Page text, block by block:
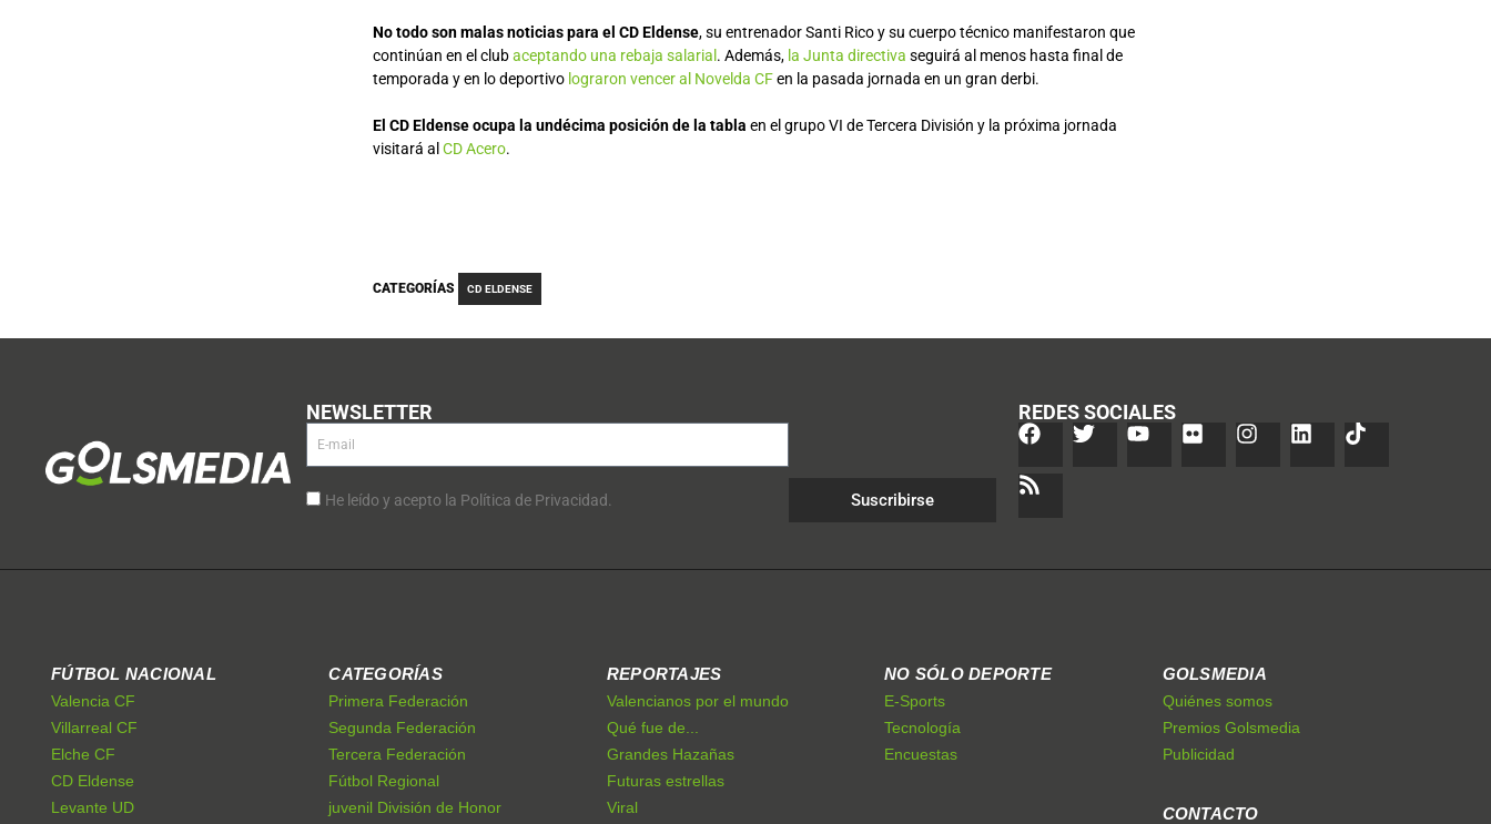
No todo son malas noticias para el CD Eldense, su entrenador Santi Rico y su cuerpo técnico manifestaron que
continúan en el clubaceptando una rebaja salarial . Además, la Junta directiva seguirá al menos hasta final de
temporada y en lo deportivo lograron vencer al Novelda CFen la pasada jornada en un gran derbi.
El CD Eldense ocupa la undécima posición de la tabla en el grupo VI de Tercera División y la próxima jornada
visitará al CD Acero.
CATEGORÍAS CD ELDENSE
NEWSLETTER
He leído y acepto la Política de Privacidad. Suscribirse
REDES SOCIALES
FÚTBOL NACIONAL
Valencia CF
Villarreal CF
Elche CF
CD Eldense
Levante UD
CATEGORÍAS
Primera Federación
Segunda Federación
Tercera Federación
Fútbol Regional
juvenil División de Honor
REPORTAJES
Valencianos por el mundo
Qué fue de...
Grandes Hazañas
Futuras estrellas
Viral
NO SÓLO DEPORTE
E-Sports
Tecnología
Encuestas
GOLSMEDIA
Quiénes somos
Premios Golsmedia
Publicidad
CONTACTO